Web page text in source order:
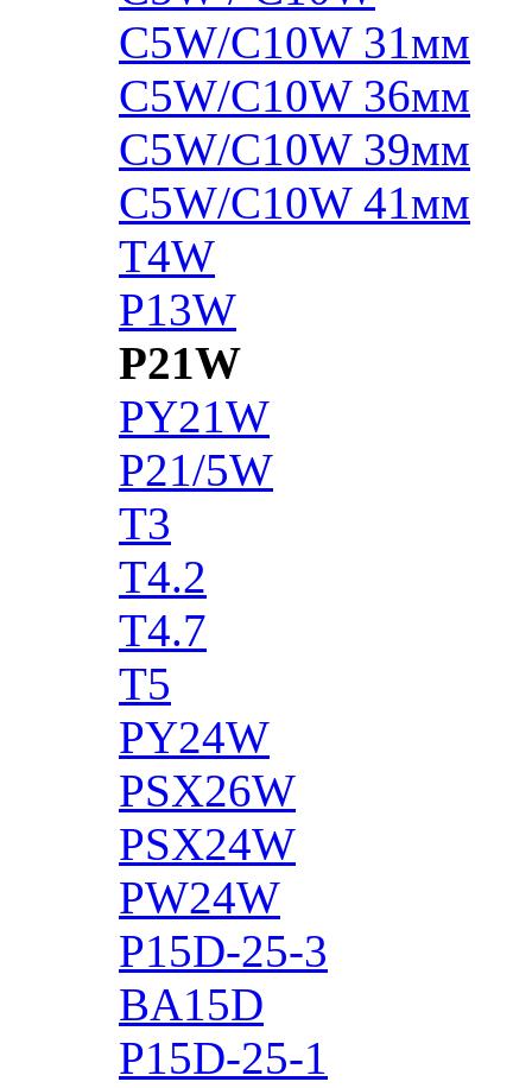
C5W/C10W 31мм
C5W/C10W 36мм
C5W/C10W 39мм
C5W/C10W 41мм
T4W
P13W
P21W
PY21W
P21/5W
T3
T4.2
T4.7
T5
PY24W
PSX26W
PSX24W
PW24W
P15D-25-3
BA15D
P15D-25-1